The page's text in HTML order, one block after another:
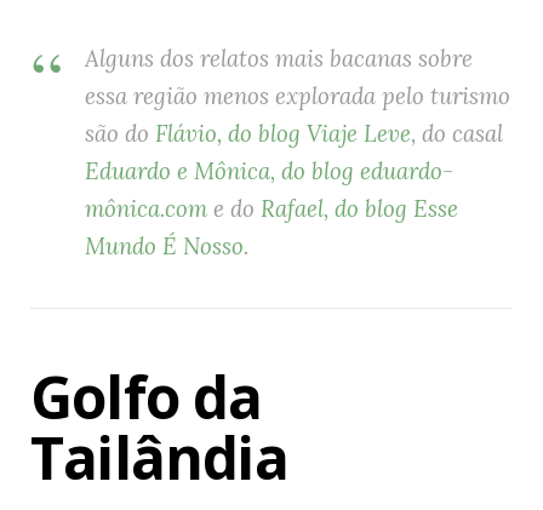
Alguns dos relatos mais bacanas sobre
essa região menos explorada pelo turismo
são do Flávio, do blog Viaje Leve, do casal
Eduardo e Mônica, do blog eduardo-
mônica.com e do Rafael, do blog Esse
Mundo É Nosso.
Golfo da
Tailândia